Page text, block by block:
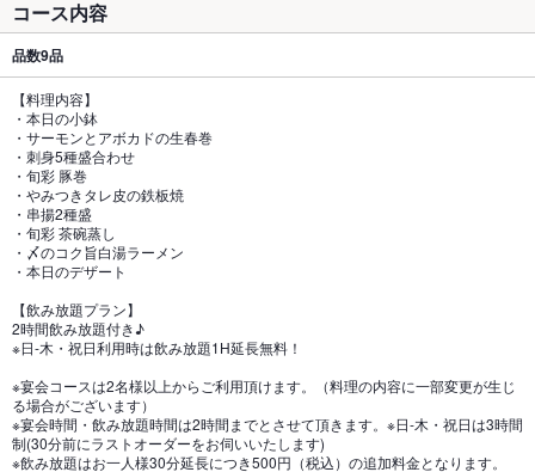
コース内容
品数9品
【料理内容】
・本日の小鉢
・サーモンとアボカドの生春巻
・刺身5種盛合わせ
・旬彩 豚巻
・やみつきタレ皮の鉄板焼
・串揚2種盛
・旬彩 茶碗蒸し
・〆のコク旨白湯ラーメン
・本日のデザート
【飲み放題プラン】
2時間飲み放題付き♪
※日-木・祝日利用時は飲み放題1H延長無料！
※宴会コースは2名様以上からご利用頂けます。（料理の内容に一部変更が生じ
る場合がございます）
※宴会時間・飲み放題時間は2時間までとさせて頂きます。※日-木・祝日は3時間
制(30分前にラストオーダーをお伺いいたします)
※飲み放題はお一人様30分延長につき500円（税込）の追加料金となります。